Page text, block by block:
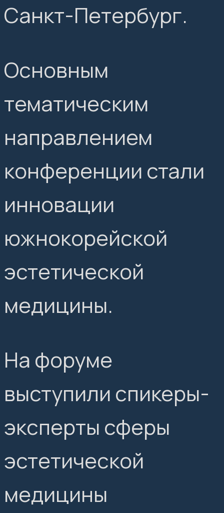
Санкт-Петербург.
Основным
тематическим
направлением
конференции стали
инновации
южнокорейской
эстетической
медицины.
На форуме
выступили спикеры-
эксперты сферы
эстетической
медицины